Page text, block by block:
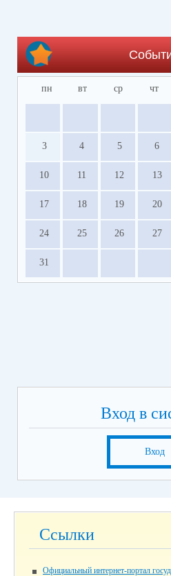
пн вт ср чт
3 4 5 6
10 11 12 13
17 18 19 20
24 25 26 27
31
Вход в
Вход
Ссылки
Официальный интернет-портал